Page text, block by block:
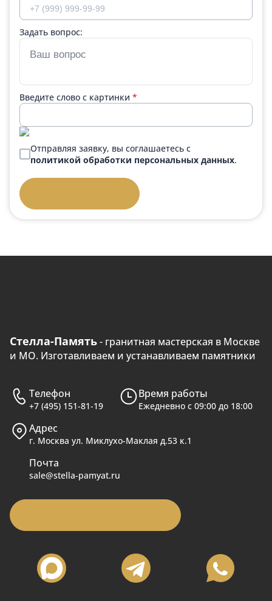
Задать вопрос:
Введите слово с картинки *
Отправляя заявку, вы соглашаетесь с
политикой обработки персональных данных.
Стелла-Память- гранитная мастерская в Москве
и МО. Изготавливаем и устанавливаем памятники
Телефон
+7 (495) 151-81-19
Время работы
Ежедневно с 09:00 до 18:00
Адрес
г. Москва ул. Миклухо-Маклая д.53 к.1
Почта
sale@stella-pamyat.ru